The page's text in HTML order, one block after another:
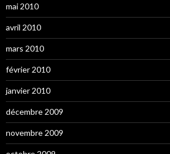
mai 2010
avril 2010
mars 2010
février 2010
janvier 2010
décembre 2009
novembre 2009